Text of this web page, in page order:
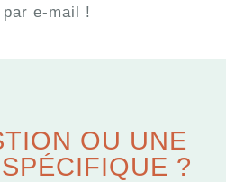
par e-mail !
OU UNE
?